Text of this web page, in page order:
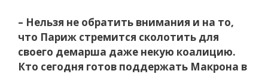
– Нельзя не обратить внимания и на то,
что Париж стремится сколотить для
своего демарша даже некую коалицию.
Кто сегодня готов поддержать Макрона в